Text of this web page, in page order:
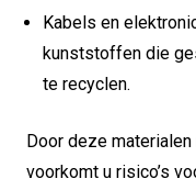
Kabels en
kunststoffen die
te recyclen.
Door deze
voorkomt u risico’s